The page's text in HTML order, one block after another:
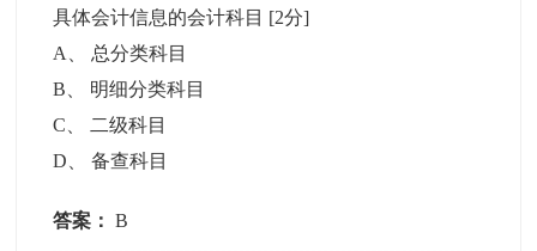
具体会计信息的会计科目 [2分]
A
总分类科目
B
明细分类科目
C
二级科目
D 、备查科目
答案： B